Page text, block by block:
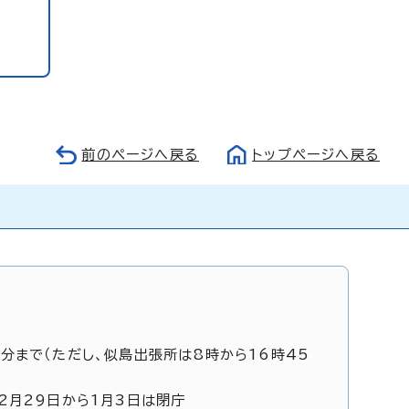
前のページへ戻る トップページへ戻る
で（ただし、似島出張所は8時から16時45
月29日から1月3日は閉庁